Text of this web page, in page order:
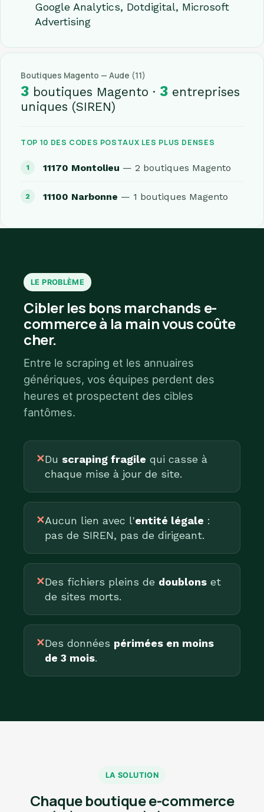
Google Analytics, Dotdigital, Microsoft
Advertising
Boutiques Magento — Aude (11)
3 boutiques Magento ·3 entreprises
uniques (SIREN)
TOP 10 DES CODES POSTAUX LES PLUS DENSES
11170 Montolieu — 2 boutiques Magento
11100 Narbonne — 1 boutiques Magento
LE PROBLÈME
Cibler les bons marchands e-
commerce à la main vous coûte
cher.
Entre le scraping et les annuaires
génériques, vos équipes perdent des
heures et prospectent des cibles
fantômes.
✕Du scraping fragile qui casse à
chaque mise à jour de site.
✕Aucun lien avec l'entité légale :
pas de SIREN, pas de dirigeant.
✕Des fichiers pleins de doublons et
de sites morts.
✕Des données périmées en moins
de 3 mois.
LA SOLUTION
Chaque boutique e-commerce